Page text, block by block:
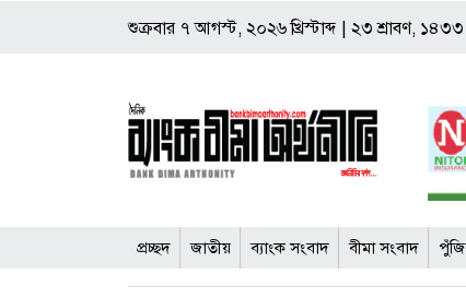
শুক্রবার ৭ আগস্ট, ২০২৬ খ্রিস্টাব্দ ২৩ শ্রাবণ, ১৪৩৩
প্রচ্ছদ জাতীয় ব্যাংক সংবাদ বীমা সংবাদ